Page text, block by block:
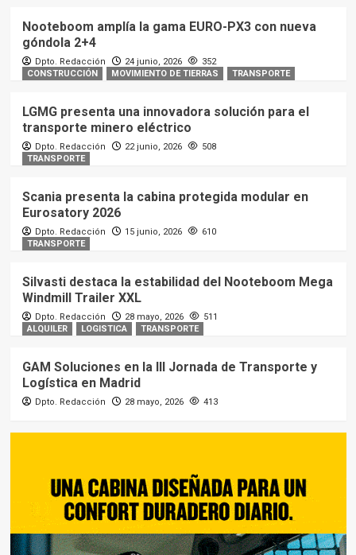
Nooteboom amplía la gama EURO-PX3 con nueva
góndola 2+4
Dpto. Redacción 24 junio, 2026
352
CONSTRUCCIÓN
MOVIMIENTO DE TIERRAS TRANSPORTE
LGMG presenta una innovadora solución para el
transporte minero eléctrico
Dpto. Redacción 22 junio, 2026
508
TRANSPORTE
Scania presenta la cabina protegida modular en
Eurosatory 2026
Dpto. Redacción 15 junio, 2026
610
TRANSPORTE
Silvasti destaca la estabilidad del Nooteboom Mega
Windmill Trailer XXL
Dpto. Redacción 28 mayo, 2026
511
ALQUILER
LOGISTICA TRANSPORTE
GAM Soluciones en la III Jornada de Transporte y
Logística en Madrid
Dpto. Redacción 28 mayo, 2026 413